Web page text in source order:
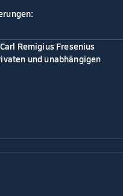
Remigius Fresenius
und unabhängigen